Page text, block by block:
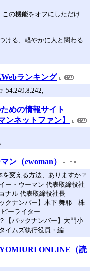
の機能をオフにしただけ
ける、軽やかに人と関わる
ランキング
めの情報サイト
ンネットファン】
ン（ewoman）
変える方法、ありますか？
ー・ウーマン 代表取締役社
ナル 代表取締役社長
クナンバー】木下 舞耶 株
ーライター
【バックナンバー】大門小
イムズ執行役員・編
ONLINE（読